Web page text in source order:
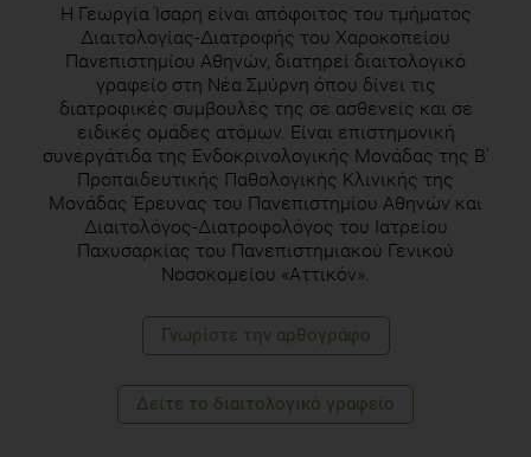
Η Γεωργία Ίσαρη είναι απόφοιτος του τμήματος
Διαιτολογίας-Διατροφής του Χαροκοπείου
Πανεπιστημίου Αθηνών, διατηρεί διαιτολογικό
γραφείο στη Νέα Σμύρνη όπου δίνει τις
διατροφικές συμβουλές της σε ασθενείς και σε
ειδικές ομάδες ατόμων. Είναι επιστημονική
συνεργάτιδα της Ενδοκρινολογικής Μονάδας της Β'
Προπαιδευτικής Παθολογικής Κλινικής της
Μονάδας Έρευνας του Πανεπιστημίου Αθηνών και
Διαιτολόγος-Διατροφολόγος του Ιατρείου
Παχυσαρκίας του Πανεπιστημιακού Γενικού
Νοσοκομείου «Αττικόν».
Γνωρίστε την αρθογράφο
Δείτε το διαιτολογικό γραφείο